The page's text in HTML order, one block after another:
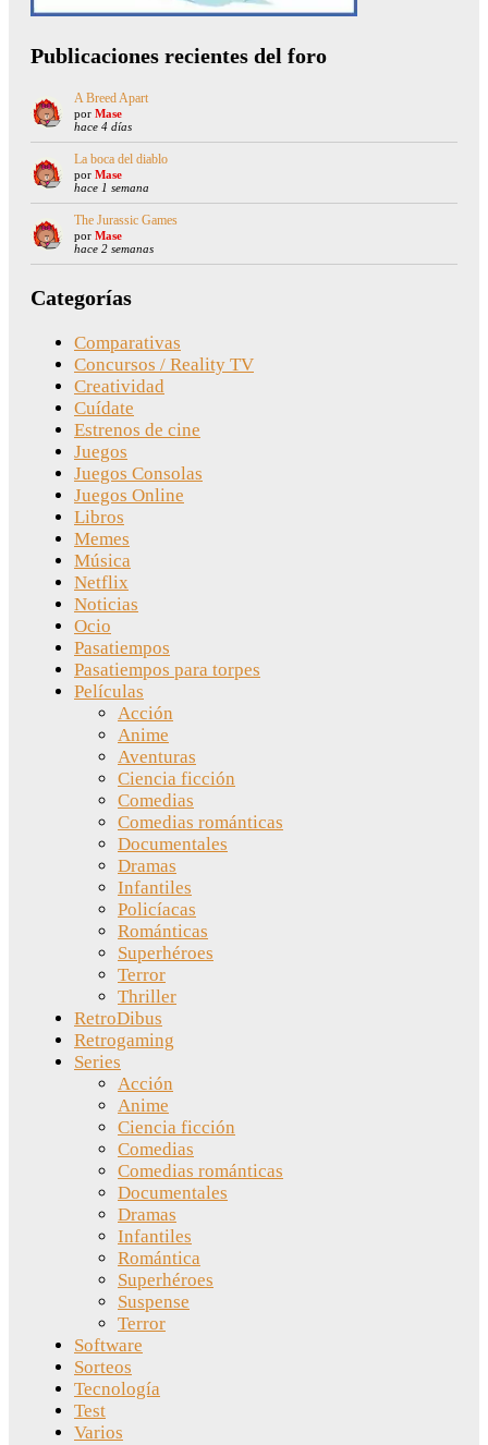
Publicaciones recientes del foro
A Breed Apart
por Mase
hace 4 días
La boca del diablo
por Mase
hace 1 semana
The Jurassic Games
por Mase
hace 2 semanas
Categorías
Comparativas
Concursos / Reality TV
Creatividad
Cuídate
Estrenos de cine
Juegos
Juegos Consolas
Juegos Online
Libros
Memes
Música
Netflix
Noticias
Ocio
Pasatiempos
Pasatiempos para torpes
Películas
Acción
Anime
Aventuras
Ciencia ficción
Comedias
Comedias románticas
Documentales
Dramas
Infantiles
Policíacas
Románticas
Superhéroes
Terror
Thriller
RetroDibus
Retrogaming
Series
Acción
Anime
Ciencia ficción
Comedias
Comedias románticas
Documentales
Dramas
Infantiles
Romántica
Superhéroes
Suspense
Terror
Software
Sorteos
Tecnología
Test
Varios